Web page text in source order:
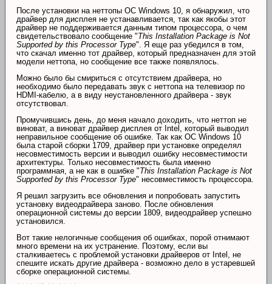
После установки на неттопы ОС Windows 10, я обнаружил, что
драйвер для дисплея не устанавливается, так как якобы этот
драйвер не поддерживается данным типом процессора, о чем
свидетельствовало сообщение "This Installation Package is Not
Supported by this Processor Type". Я еще раз убедился в том,
что скачал именно тот драйвер, который предназначен для этой
модели неттопа, но сообщение все также появлялось.
Можно было бы смириться с отсутствием драйвера, но
необходимо было передавать звук с неттопа на телевизор по
HDMI-кабелю, а в виду неустановленного драйвера - звук
отсутствовал.
Промучившись день, до меня начало доходить, что неттоп не
виноват, а виноват драйвер дисплея от Intel, который выводил
неправильное сообщение об ошибке. Так как ОС Windows 10
была старой сборки 1709, драйвер при установке определял
несовместимость версии и выводил ошибку несовместимости
архитектуры. Только несовместимость была именно
программная, а не как в ошибке "This Installation Package is Not
Supported by this Processor Type" несовместимость процессора.
Я решил загрузить все обновления и попробовать запустить
установку видеодрайвера заново. После обновления
операционной системы до версии 1809, видеодрайвер успешно
установился.
Вот такие нелогичные сообщения об ошибках, порой отнимают
много времени на их устранение. Поэтому, если вы
сталкиваетесь с проблемой установки драйверов от Intel, не
спешите искать другие драйвера - возможно дело в устаревшей
сборке операционной системы.